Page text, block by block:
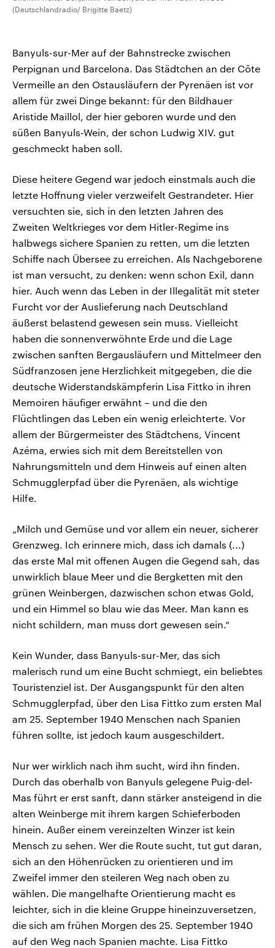
(Deutschlandradio/ Brigitte Baetz)
Banyuls-sur-Mer auf der Bahnstrecke zwischen
Perpignan und Barcelona. Das Städtchen an der Côte
Vermeille an den Ostausläufern der Pyrenäen ist vor
allem für zwei Dinge bekannt: für den Bildhauer
Aristide Maillol, der hier geboren wurde und den
süßen Banyuls-Wein, der schon Ludwig XIV. gut
geschmeckt haben soll.
Diese heitere Gegend war jedoch einstmals auch die
letzte Hoffnung vieler verzweifelt Gestrandeter. Hier
versuchten sie, sich in den letzten Jahren des
Zweiten Weltkrieges vor dem Hitler-Regime ins
halbwegs sichere Spanien zu retten, um die letzten
Schiffe nach Übersee zu erreichen. Als Nachgeborene
ist man versucht, zu denken: wenn schon Exil, dann
hier. Auch wenn das Leben in der Illegalität mit steter
Furcht vor der Auslieferung nach Deutschland
äußerst belastend gewesen sein muss. Vielleicht
haben die sonnenverwöhnte Erde und die Lage
zwischen sanften Bergausläufern und Mittelmeer den
Südfranzosen jene Herzlichkeit mitgegeben, die die
deutsche Widerstandskämpferin Lisa Fittko in ihren
Memoiren häufiger erwähnt – und die den
Flüchtlingen das Leben ein wenig erleichterte. Vor
allem der Bürgermeister des Städtchens, Vincent
Azéma, erwies sich mit dem Bereitstellen von
Nahrungsmitteln und dem Hinweis auf einen alten
Schmugglerpfad über die Pyrenäen, als wichtige
Hilfe.
„Milch und Gemüse und vor allem ein neuer, sicherer
Grenzweg. Ich erinnere mich, dass ich damals (...)
das erste Mal mit offenen Augen die Gegend sah, das
unwirklich blaue Meer und die Bergketten mit den
grünen Weinbergen, dazwischen schon etwas Gold,
und ein Himmel so blau wie das Meer. Man kann es
nicht schildern, man muss dort gewesen sein.“
Kein Wunder, dass Banyuls-sur-Mer, das sich
malerisch rund um eine Bucht schmiegt, ein beliebtes
Touristenziel ist. Der Ausgangspunkt für den alten
Schmugglerpfad, über den Lisa Fittko zum ersten Mal
am 25. September 1940 Menschen nach Spanien
führen sollte, ist jedoch kaum ausgeschildert.
Nur wer wirklich nach ihm sucht, wird ihn finden.
Durch das oberhalb von Banyuls gelegene Puig-del-
Mas führt er erst sanft, dann stärker ansteigend in die
alten Weinberge mit ihrem kargen Schieferboden
hinein. Außer einem vereinzelten Winzer ist kein
Mensch zu sehen. Wer die Route sucht, tut gut daran,
sich an den Höhenrücken zu orientieren und im
Zweifel immer den steileren Weg nach oben zu
wählen. Die mangelhafte Orientierung macht es
leichter, sich in die kleine Gruppe hineinzuversetzen,
die sich am frühen Morgen des 25. September 1940
auf den Weg nach Spanien machte. Lisa Fittko